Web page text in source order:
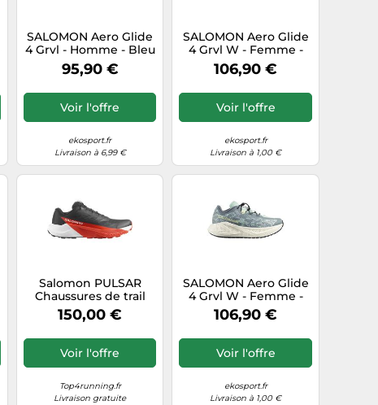
SALOMON Aero Glide
4 Grvl - Homme - Bleu
- taille 42- modèle
2026
95,90 €
Voir l'offre
ekosport.fr
Livraison à 6,99 €
SALOMON Aero Glide
4 Grvl W - Femme -
Bleu - taille 40-
modèle 2026
106,90 €
Voir l'offre
ekosport.fr
Livraison à 1,00 €
Salomon PULSAR
Chaussures de trail
42,7 Noir
150,00 €
Voir l'offre
Top4running.fr
Livraison gratuite
SALOMON Aero Glide
4 Grvl W - Femme -
Bleu - taille 42-
modèle 2026
106,90 €
Voir l'offre
ekosport.fr
Livraison à 1,00 €